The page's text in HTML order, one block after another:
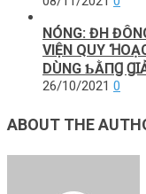
NÓNG: ĐH
VIỆN QUY
DÙNG ƄẰПꞬ
26/10/2021 0
ABOUT THE